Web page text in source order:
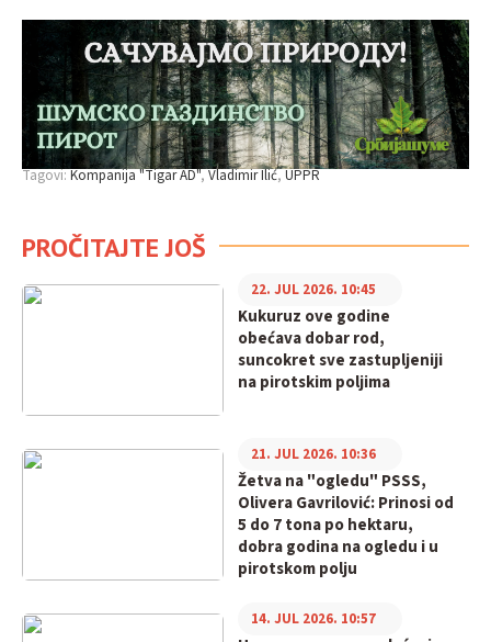
Tagovi:Kompanija "Tigar AD" Vladimir Ilić UPPR
PROČITAJTE JOŠ
Kukuruz ove godine
obećava dobar rod,
suncokret sve zastupljeniji
na pirotskim poljima
22. JUL 2026. 10:45
Žetva na "ogledu" PSSS,
Olivera Gavrilović: Prinosi od
5 do 7 tona po hektaru,
dobra godina na ogledu i u
pirotskom polju
21. JUL 2026. 10:36
14. JUL 2026. 10:57